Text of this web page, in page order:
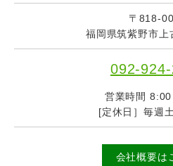
〒818-
福岡県筑紫野市
092-
営業時間
[定休日］毎週
会社概要は